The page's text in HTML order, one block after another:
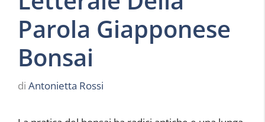
Parola Giapponese
Bonsai
di Antonietta Rossi